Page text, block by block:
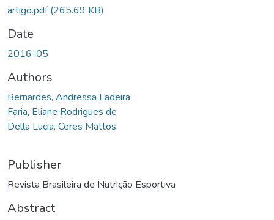
artigo.pdf(265.69 KB)
Date
2016-05
Authors
Bernardes, Andressa Ladeira
Faria, Eliane Rodrigues de
Della Lucia, Ceres Mattos
Publisher
Revista Brasileira de Nutrição Esportiva
Abstract